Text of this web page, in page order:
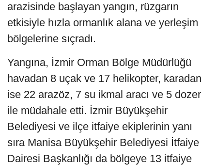
arazisinde başlayan yangın, rüzgarın
etkisiyle hızla ormanlık alana ve yerleşim
bölgelerine sıçradı.
Yangına, İzmir Orman Bölge Müdürlüğü
havadan 8 uçak ve 17 helikopter, karadan
ise 22 arazöz, 7 su ikmal aracı ve 5 dozer
ile müdahale etti. İzmir Büyükşehir
Belediyesi ve ilçe itfaiye ekiplerinin yanı
sıra Manisa Büyükşehir Belediyesi İtfaiye
Dairesi Başkanlığı da bölgeye 13 itfaiye